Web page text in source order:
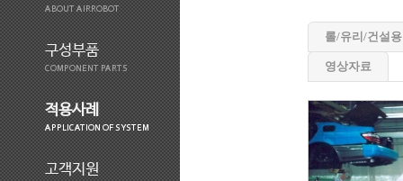
ABOUT AIRROBOT
구성부품
COMPONENT PARTS
적용사례
APPLICATION OF SYSTEM
고객지원
롤/유리/건설용
영상자료